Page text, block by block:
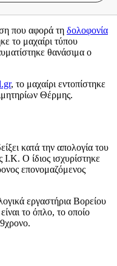
που αφορά τη δολοφονία
το μαχαίρι τύπου
θανάσιμα ο
, το μαχαίρι εντοπίστηκε
Θέρμης.
κατά την απολογία του
Ι.Κ. Ο ίδιος ισχυρίστηκε
επονομαζόμενος
εργαστήρια Βορείου
το όπλο, το οποίο